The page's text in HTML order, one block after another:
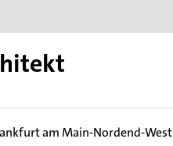
am Main-Nordend-West